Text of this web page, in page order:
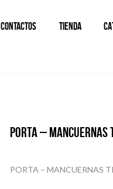
CONTACTOS TIENDA
PORTA –
PORTA – MANCUERNAS